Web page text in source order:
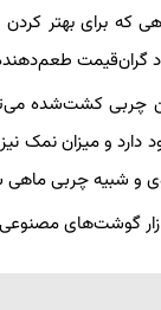
مواد گران‌قیمت
چربی کشت‌شده
مثل افزایش چربی‌های امگا-
و شبیه چربی ماهی